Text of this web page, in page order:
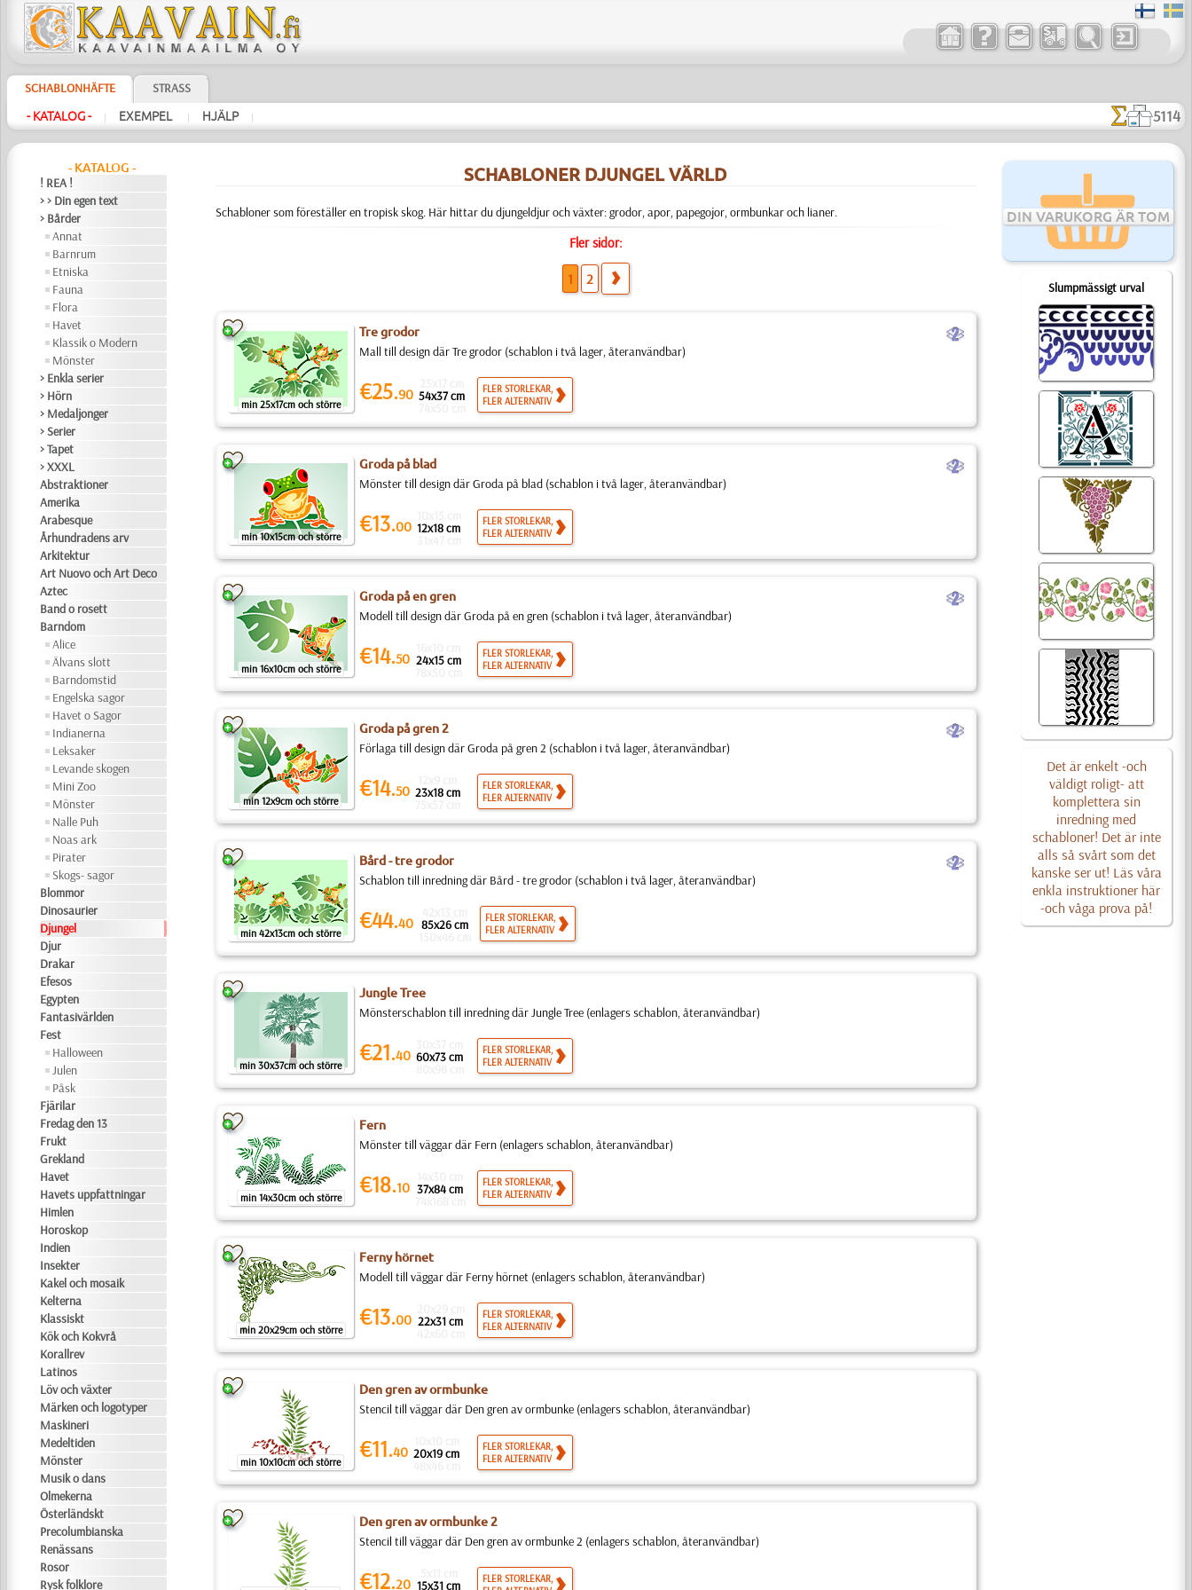
SCHABLONHÄFTE STRASS
- KATALOG - | EXEMPEL | HJÄLP | 5114
- KATALOG -
! REA !
> > Din egen text
> Bårder
Annat
Barnrum
Etniska
Fauna
Flora
Havet
Klassik o Modern
Mönster
> Enkla serier
> Hörn
> Medaljonger
> Serier
> Tapet
> XXXL
Abstraktioner
Amerika
Arabesque
Århundradens arv
Arkitektur
Art Nuovo och Art Deco
Aztec
Band o rosett
Barndom
Alice
Älvans slott
Barndomstid
Engelska sagor
Havet o Sagor
Indianerna
Leksaker
Levande skogen
Mini Zoo
Mönster
Nalle Puh
Noas ark
Pirater
Skogs- sagor
Blommor
Dinosaurier
Djungel
Djur
Drakar
Efesos
Egypten
Fantasivärlden
Fest
Halloween
Julen
Påsk
Fjärilar
Fredag den 13
Frukt
Grekland
Havet
Havets uppfattningar
Himlen
Horoskop
Indien
Insekter
Kakel och mosaik
Kelterna
Klassiskt
Kök och Kokvrå
Korallrev
Latinos
Löv och växter
Märken och logotyper
Maskineri
Medeltiden
Mönster
Musik o dans
Olmekerna
Österländskt
Precolumbianska
Renässans
Rosor
Rysk folklore
DIN VARUKORG ÄR TOM
Slumpmässigt urval
Det är enkelt -och
väldigt roligt- att
komplettera sin
inredning med
schabloner! Det är inte
alls så svårt som det
kanske ser ut! Läs våra
enkla instruktioner här
-och våga prova på!
SCHABLONER DJUNGEL VÄRLD
Schabloner som föreställer en tropisk skog. Här hittar du djungeldjur och växter: grodor, apor, papegojor, ormbunkar och lianer.
Fler sidor:
1 2
min 25x17cm och större
Tre grodor b
Mall till design där Tre grodor (schablon i två lager, återanvändbar)
€25.90 54x37 cm
FLER STORLEKAR,
FLER ALTERNATIV
min 10x15cm och större
Groda på blad b
Mönster till design där Groda på blad (schablon i två lager, återanvändbar)
€13.00 12x18 cm
FLER STORLEKAR,
FLER ALTERNATIV
min 16x10cm och större
Groda på en gren b
Modell till design där Groda på en gren (schablon i två lager, återanvändbar)
€14.50 24x15 cm
FLER STORLEKAR,
FLER ALTERNATIV
min 12x9cm och större
Groda på gren 2 b
Förlaga till design där Groda på gren 2 (schablon i två lager, återanvändbar)
€14.50 23x18 cm
FLER STORLEKAR,
FLER ALTERNATIV
min 42x13cm och större
Bård - tre grodor b
Schablon till inredning där Bård - tre grodor (schablon i två lager, återanvändbar)
€44.40 85x26 cm
FLER STORLEKAR,
FLER ALTERNATIV
min 30x37cm och större
Jungle Tree
Mönsterschablon till inredning där Jungle Tree (enlagers schablon, återanvändbar)
€21.40 60x73 cm
FLER STORLEKAR,
FLER ALTERNATIV
min 14x30cm och större
Fern
Mönster till väggar där Fern (enlagers schablon, återanvändbar)
€18.10 37x84 cm
FLER STORLEKAR,
FLER ALTERNATIV
min 20x29cm och större
Ferny hörnet
Modell till väggar där Ferny hörnet (enlagers schablon, återanvändbar)
€13.00 22x31 cm
FLER STORLEKAR,
FLER ALTERNATIV
min 10x10cm och större
Den gren av ormbunke
Stencil till väggar där Den gren av ormbunke (enlagers schablon, återanvändbar)
€11.40 20x19 cm
FLER STORLEKAR,
FLER ALTERNATIV
Den gren av ormbunke 2
Stencil till väggar där Den gren av ormbunke 2 (enlagers schablon, återanvändbar)
€12.20 15x31 cm
FLER STORLEKAR,